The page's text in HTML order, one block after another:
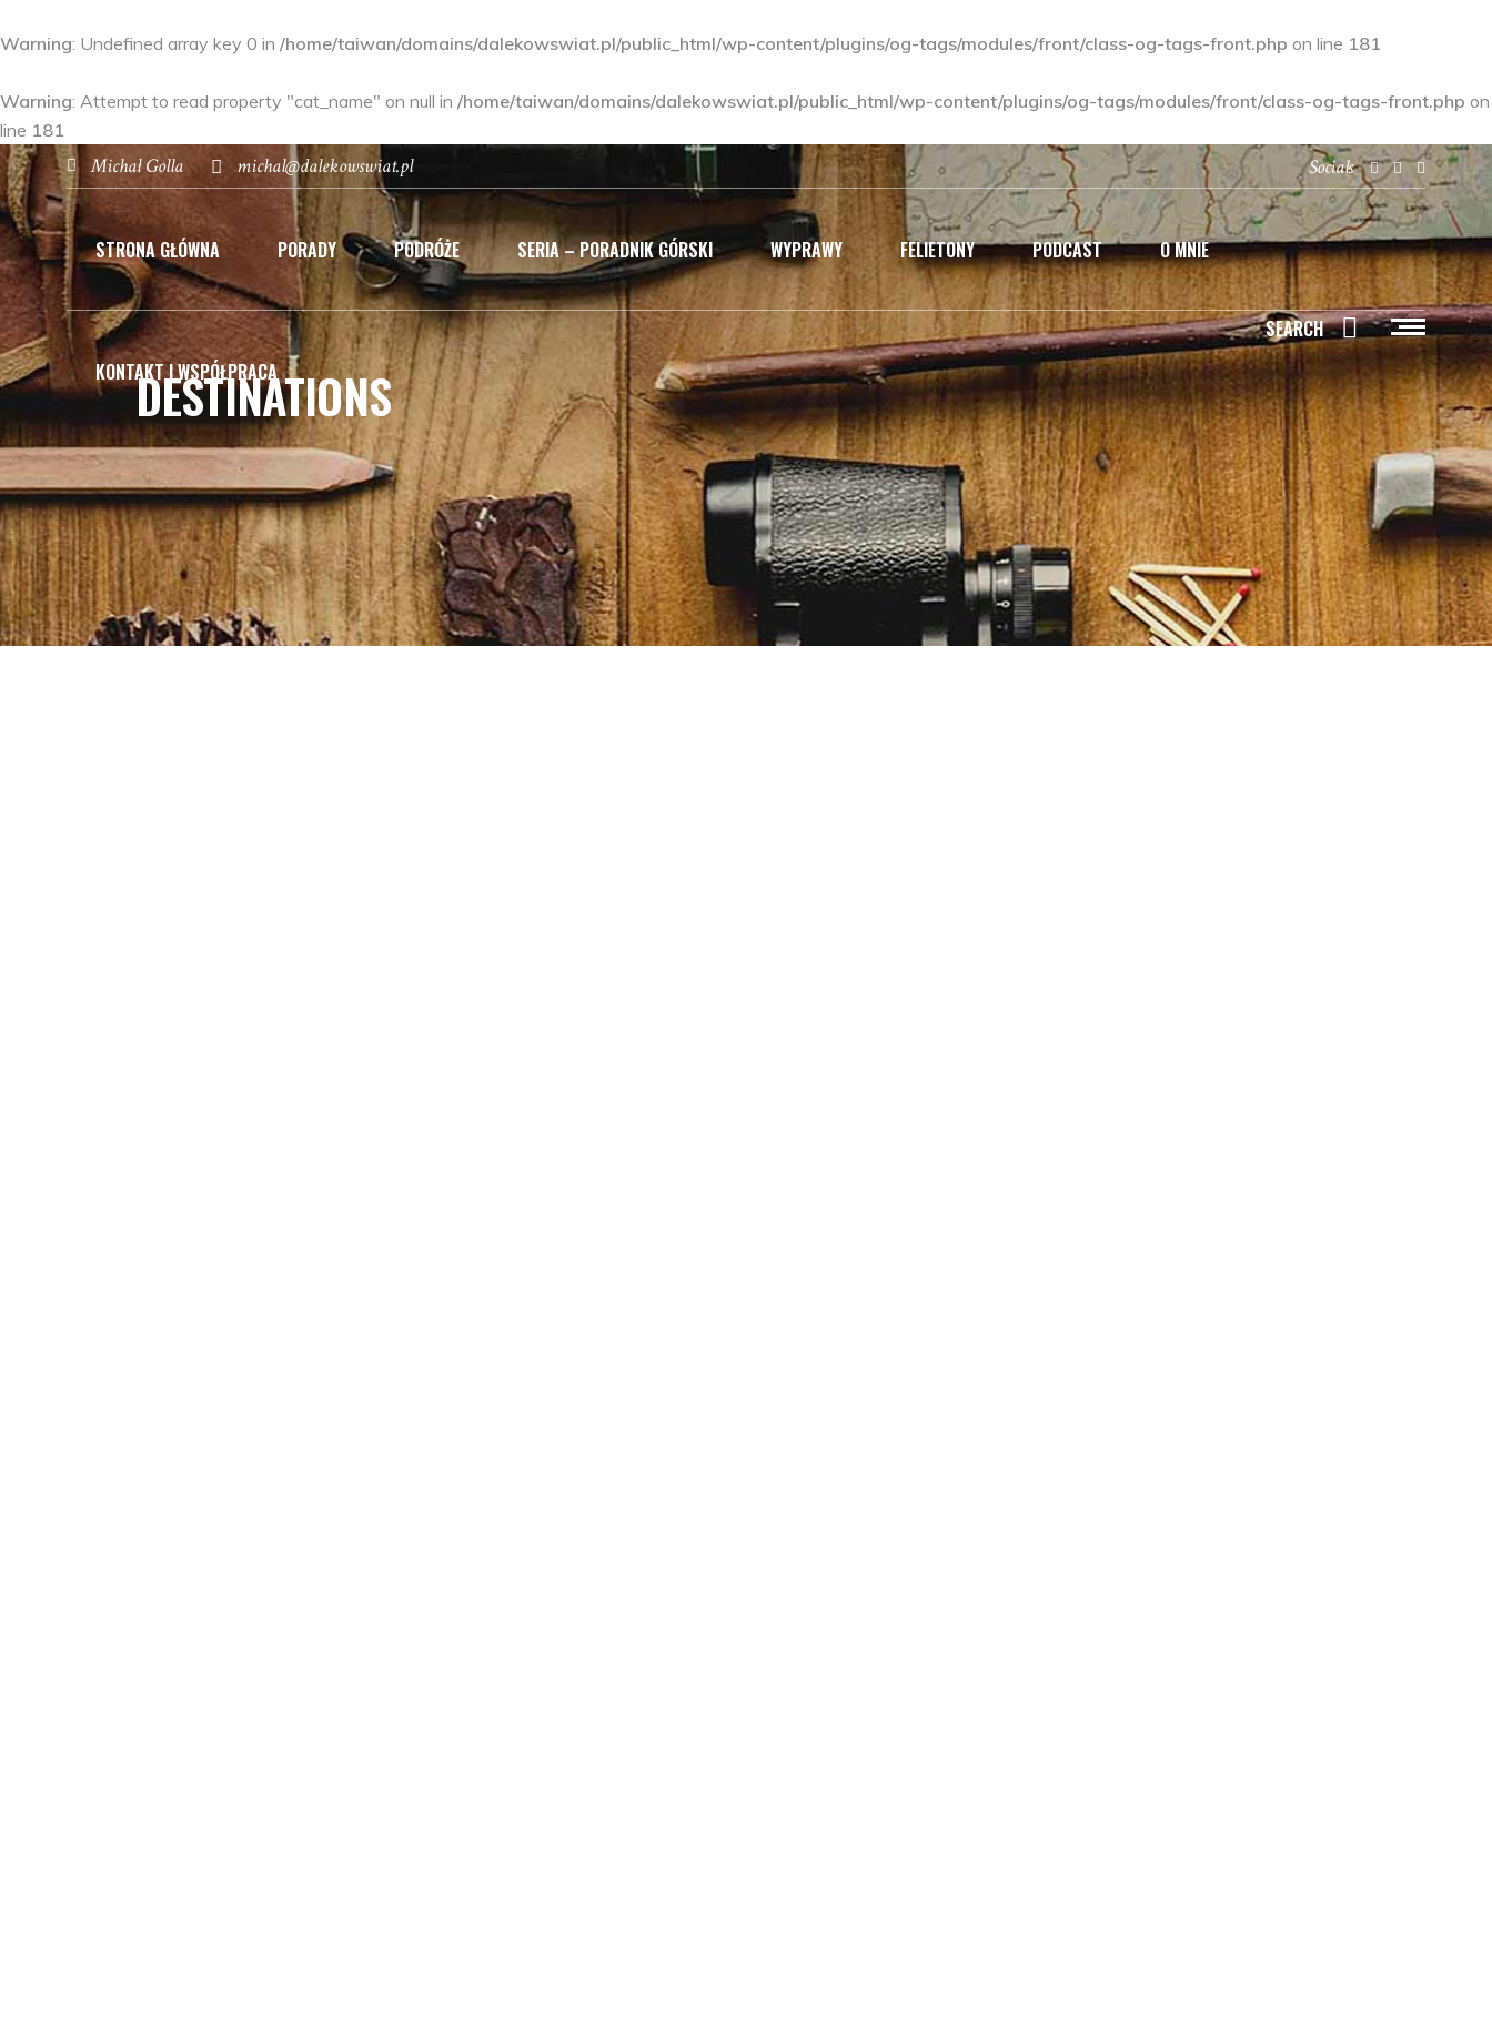
Warning: Undefined array key 0 in /home/taiwan/domains/dalekowswiat.pl/public_html/wp-content/plugins/og-tags/modules/front/class-og-tags-front.php on line 181
Warning: Attempt to read property "cat_name" on null in /home/taiwan/domains/dalekowswiat.pl/public_html/wp-content/plugins/og-tags/modules/front/class-og-tags-front.php on
line 181
Michał Golla michal@dalekowswiat.pl Socials
STRONA GŁÓWNA PORADY PODRÓŻE SERIA – PORADNIK GÓRSKI WYPRAWY FELIETONY PODCAST O MNIE
KONTAKT I WSPÓŁPRACA
SEARCH
DESTINATIONS